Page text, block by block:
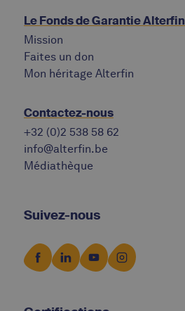
Le Fonds de Garantie Alterfin
Mission
Faites un don
Mon héritage Alterfin
Contactez-nous
+32 (0)2 538 58 62
info@alterfin.be
Médiathèque
Suivez-nous